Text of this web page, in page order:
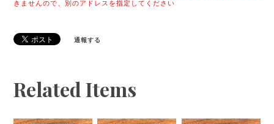
きませんので、別のアドレスを指定してください
通報する
Related Items